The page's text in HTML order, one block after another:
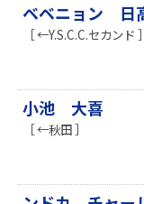
ベベニョン 日
［ ←Y.S.C.C.セカンド ］
小池 大喜
［ ←秋田 ］